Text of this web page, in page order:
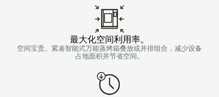
最大化空间利用率。
空间宝贵。紧凑智能式万能蒸烤箱叠放或并排组合，减少设备
占地面积并节省空间。